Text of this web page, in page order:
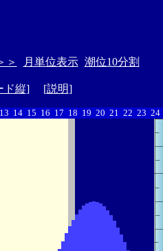
＞ 月単位表示 潮位10分割
ド縦] [説明]
13 14 15 16 17 18 19 20 21 22 23 24